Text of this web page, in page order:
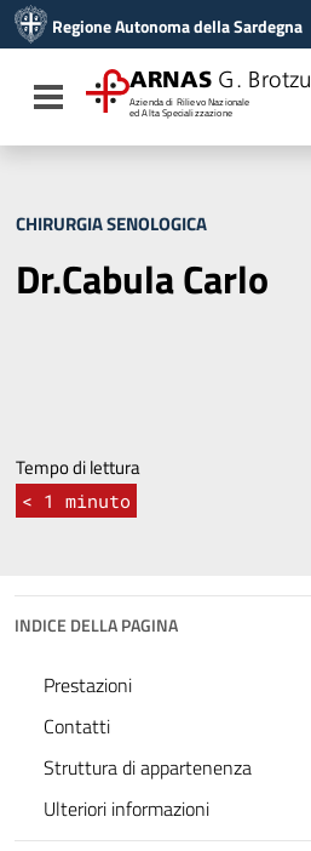
Vai al menu di navigazione
Vai al footer
Regione Autonoma della Sardegna
Toggle navigation
ARNAS G. Brotzu
Azienda di Rilievo Nazionale
ed Alta Specializzazione
CHIRURGIA SENOLOGICA
Dr.Cabula Carlo
Tempo di lettura
< 1 minuto
INDICE DELLA PAGINA
Prestazioni
Contatti
Struttura di appartenenza
Ulteriori informazioni